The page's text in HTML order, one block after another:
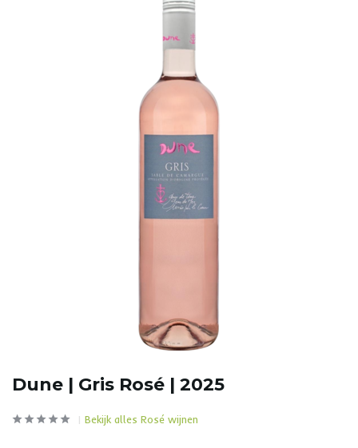
Dune | Gris Rosé | 2025
Bekijk alles Rosé wijnen